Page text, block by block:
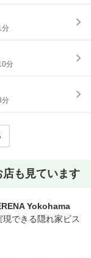
分
分
分
も見ています
Yokohama
できる隠れ家ビス